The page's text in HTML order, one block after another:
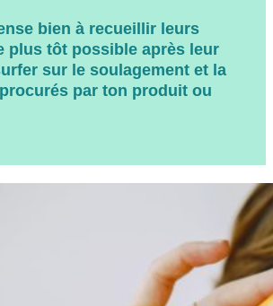
bien à recueillir leurs
plus tôt possible après leur
sur le soulagement et la
par ton produit ou